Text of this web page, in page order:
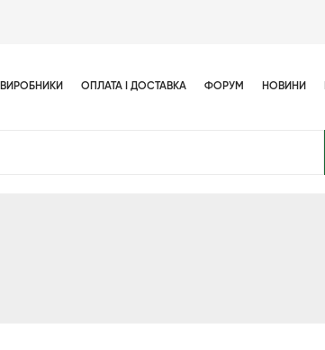
ВИРОБНИКИ ОПЛАТА І ДОСТАВКА ФОРУМ НОВИНИ